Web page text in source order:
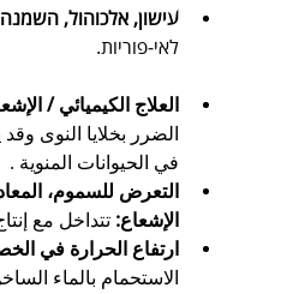
עישון, אלכוהול,
לאי‑פוריות.
العلاج الكيميائي /
الضرر بخلايا النوى
في الحيوانات المنوية .
التعرض للسموم،
الإشعاع: تتداخل مع
ارتفاع الحرارة في
الاستحمام بالماء